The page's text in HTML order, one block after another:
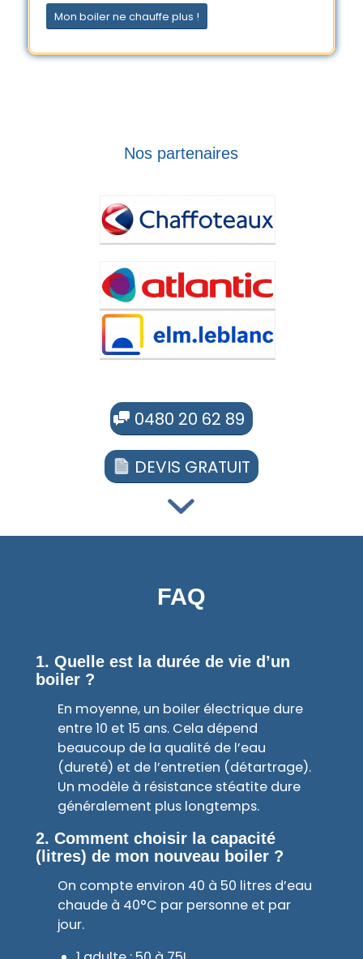
Mon boiler ne chauffe plus !
Nos partenaires
0480 20 62 89
DEVIS GRATUIT
FAQ
1. Quelle est la durée de vie d’un
boiler ?
En moyenne, un boiler électrique dure
entre 10 et 15 ans. Cela dépend
beaucoup de la qualité de l’eau
(dureté) et de l’entretien (détartrage).
Un modèle à résistance stéatite dure
généralement plus longtemps.
2. Comment choisir la capacité
(litres) de mon nouveau boiler ?
On compte environ 40 à 50 litres d’eau
chaude à 40°C par personne et par
jour.